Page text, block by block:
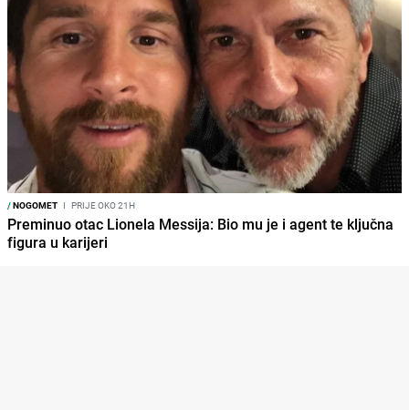
/NOGOMET I PRIJE OKO 21H
Preminuo otac Lionela Messija: Bio mu je i agent te ključna
figura u karijeri